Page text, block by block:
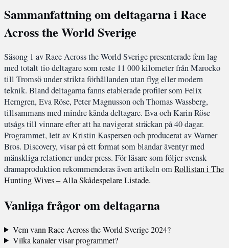
Sammanfattning om deltagarna i Race
Across the World Sverige
Säsong 1 av Race Across the World Sverige presenterade fem lag
med totalt tio deltagare som reste 11 000 kilometer från Marocko
till Tromsö under strikta förhållanden utan flyg eller modern
teknik. Bland deltagarna fanns etablerade profiler som Felix
Herngren, Eva Röse, Peter Magnusson och Thomas Wassberg,
tillsammans med mindre kända deltagare. Eva och Karin Röse
utsågs till vinnare efter att ha navigerat sträckan på 40 dagar.
Programmet, lett av Kristin Kaspersen och producerat av Warner
Bros. Discovery, visar på ett format som blandar äventyr med
mänskliga relationer under press. För läsare som följer svensk
dramaproduktion rekommenderas även artikeln omRollistan i The
Hunting Wives – Alla Skådespelare Listade.
Vanliga frågor om deltagarna
Vem vann Race Across the World Sverige 2024?
Vilka kanaler visar programmet?